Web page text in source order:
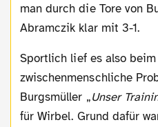
man durch die Tore von
Abramczik klar mit 3-1.
Sportlich lief es also beim BVB, doch es gab
zwischenmenschliche
Burgsmüller „Unser
für Wirbel. Grund dafür